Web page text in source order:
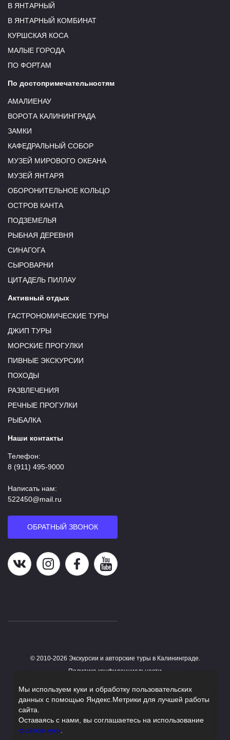
В ЯНТАРНЫЙ
В ЯНТАРНЫЙ КОМБИНАТ
КУРШСКАЯ КОСА
МАЛЫЕ ГОРОДА
ПО ФОРТАМ
По достопримечательностям
АМАЛИЕНАУ
ВОРОТА КАЛИНИНГРАДА
ЗАМКИ
КАФЕДРАЛЬНЫЙ СОБОР
МУЗЕЙ МИРОВОГО ОКЕАНА
МУЗЕЙ ЯНТАРЯ
ОБОРОНИТЕЛЬНОЕ КОЛЬЦО
ОСТРОВ КАНТА
ПОДЗЕМЕЛЬЯ
РЫБНАЯ ДЕРЕВНЯ
СИНАГОГА
СЫРОВАРНИ
ЦИТАДЕЛЬ ПИЛЛАУ
Активный отдых
ГАСТРОНОМИЧЕСКИЕ ТУРЫ
ДЖИП ТУРЫ
МОРСКИЕ ПРОГУЛКИ
ПИВНЫЕ ЭКСКУРСИИ
ПОХОДЫ
РАЗВЛЕЧЕНИЯ
РЕЧНЫЕ ПРОГУЛКИ
РЫБАЛКА
Наши контакты
Телефон:
8 (911) 495-9000
Написать нам:
522450@mail.ru
ОБРАТНЫЙ ЗВОНОК
Наша группа в ВКНаша страница в Instagram
Наша группа в Facebook
Наш канал на YouTube
© 2010-2026 Экскурсии и авторские туры в Калининграде.
Политика конфиденциальности
Работает на HostCMS
Мы используем куки и обработку пользовательских
данных с помощью Яндекс.Метрики для лучшей работы
сайта.
Оставаясь с нами, вы соглашаетесь на использование
файлов куки